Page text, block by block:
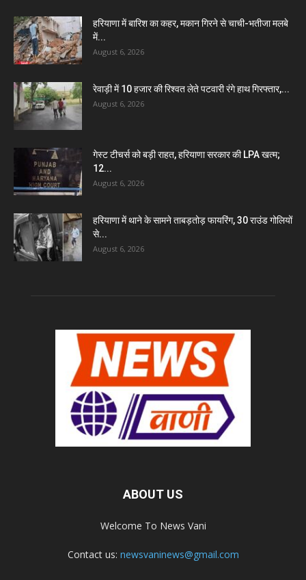
हरियाणा में बारिश का कहर, मकान गिरने से चाची-भतीजा मलबे
में...
August 6, 2026
रेवाड़ी में 10 हजार की रिश्वत लेते पटवारी रंगे हाथ गिरफ्तार,...
August 6, 2026
गेस्ट टीचर्स को बड़ी राहत, हरियाणा सरकार की LPA खत्म;
12...
August 6, 2026
हरियाणा में थाने के सामने ताबड़तोड़ फायरिंग, 30 राउंड गोलियों
से...
August 6, 2026
ABOUT US
Welcome To News Vani
Contact us: newsvaninews@gmail.com